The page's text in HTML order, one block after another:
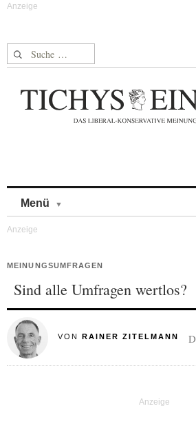
Suche nach:
Menü
MEINUNGSUMFRAGEN
Sind alle Umfragen wertlos?
VON RAINER ZITELMANN